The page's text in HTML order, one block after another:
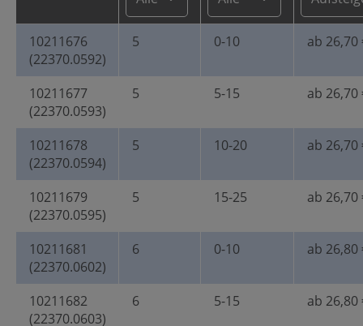
10211676
(22370.0592)
5 0-10 ab 26,70
10211677
(22370.0593)
5 5-15 ab 26,70
10211678
(22370.0594)
5 10-20 ab 26,70
10211679
(22370.0595)
5 15-25 ab 26,70
10211681
(22370.0602)
6 0-10 ab 26,80
10211682
(22370.0603)
6 5-15 ab 26,80